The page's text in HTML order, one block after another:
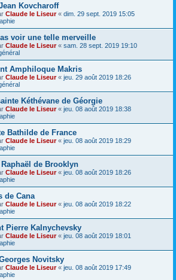
Kovcharoff
Claude le Liseur« dim. 29 sept. 2019 15:05
voir une telle merveille
Claude le Liseur« sam. 28 sept. 2019 19:10
Amphiloque Makris
Claude le Liseur« jeu. 29 août 2019 18:26
Kéthévane de Géorgie
Claude le Liseur« jeu. 08 août 2019 18:38
Bathilde de France
Claude le Liseur« jeu. 08 août 2019 18:29
de Brooklyn
Claude le Liseur« jeu. 08 août 2019 18:26
de Cana
Claude le Liseur« jeu. 08 août 2019 18:22
Pierre Kalnychevsky
Claude le Liseur« jeu. 08 août 2019 18:01
Novitsky
Claude le Liseur« jeu. 08 août 2019 17:49